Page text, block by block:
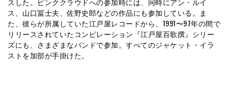
ス、山口冨士夫、佐野史郎などの作品にも参加している。ま
た、彼らが所属していた江戸屋レコードから、1991〜97年の間で
リリースされていたコンピレーション『江戸屋百歌撰』シリー
ズにも、さまざまなバンドで参加。すべてのジャケット・イラ
ストを加部が手掛けた。